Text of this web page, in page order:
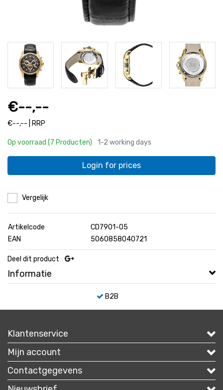
€--,--
€--,-- | RRP
Op voorraad (7 Producten) 1-2 working days
Login for prices
Vergelijk
Artikelcode
CD7901-05
EAN
5060858040721
Deel dit product
Informatie
B2B
Klantenservice
Mijn account
Contactgegevens